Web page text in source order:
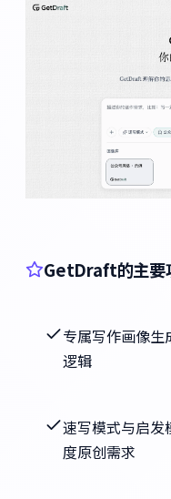
GetDraft的主要
专属写作画像
逻辑
速写模式与启发
度原创需求